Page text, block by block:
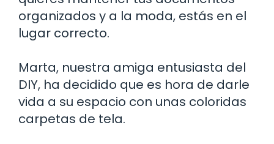
organizados y a la moda, estás en el
lugar correcto.
Marta, nuestra amiga entusiasta del
DIY, ha decidido que es hora de darle
vida a su espacio con unas coloridas
carpetas de tela.